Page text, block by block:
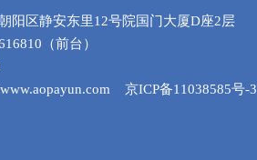
阳区静安东里12号院国门大厦D座2层
（前台）
京ICP备11038585号-3